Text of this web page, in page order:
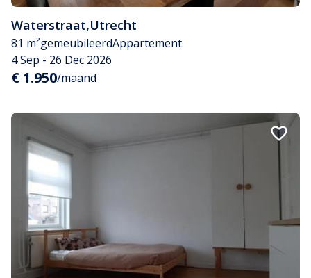
Waterstraat,Utrecht
81 m²gemeubileerdAppartement
4 Sep - 26 Dec 2026
€ 1.950/maand